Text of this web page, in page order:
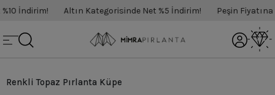
İndirim! Altın Kategorisinde Net %5 İndirim! Peşin Fiyatına 3
Renkli Topaz Pırlanta Küpe